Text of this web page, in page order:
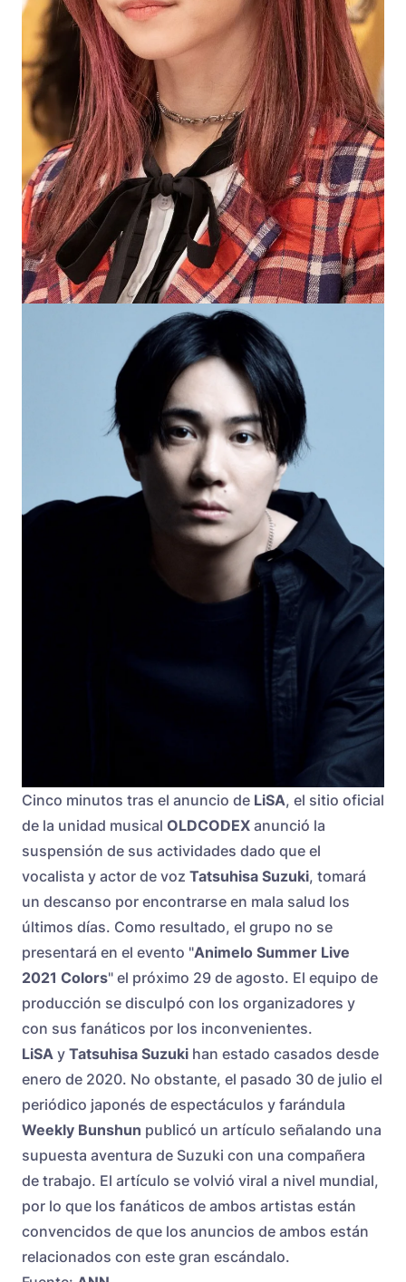
Cinco minutos tras el anuncio de LiSA, el sitio oficial
de la unidad musical OLDCODEX anunció la
suspensión de sus actividades dado que el
vocalista y actor de voz Tatsuhisa Suzuki, tomará
un descanso por encontrarse en mala salud los
últimos días. Como resultado, el grupo no se
presentará en el evento "Animelo Summer Live
2021 Colors" el próximo 29 de agosto. El equipo de
producción se disculpó con los organizadores y
con sus fanáticos por los inconvenientes.
LiSA y Tatsuhisa Suzuki han estado casados desde
enero de 2020. No obstante, el pasado 30 de julio el
periódico japonés de espectáculos y farándula
Weekly Bunshun publicó un artículo señalando una
supuesta aventura de Suzuki con una compañera
de trabajo. El artículo se volvió viral a nivel mundial,
por lo que los fanáticos de ambos artistas están
convencidos de que los anuncios de ambos están
relacionados con este gran escándalo.